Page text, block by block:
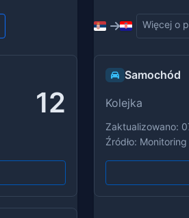
12
Więcej o
Samochód
Kolejka
Zaktualizowano:
Źródło: